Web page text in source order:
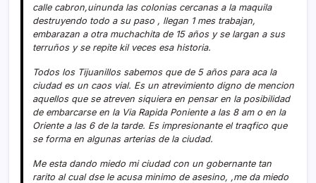
calle cabron,uinunda las colonias cercanas a la maquila
destruyendo todo a su paso , llegan 1 mes trabajan,
embarazan a otra muchachita de 15 años y se largan a sus
terruños y se repite kil veces esa historia.
Todos los Tijuanillos sabemos que de 5 años para aca la
ciudad es un caos vial. Es un atrevimiento digno de mencion
aquellos que se atreven siquiera en pensar en la posibilidad
de embarcarse en la Via Rapida Poniente a las 8 am o en la
Oriente a las 6 de la tarde. Es impresionante el traqfico que
se forma en algunas arterias de la ciudad.
Me esta dando miedo mi ciudad con un gobernante tan
rarito al cual dse le acusa minimo de asesino, ,me da miedo